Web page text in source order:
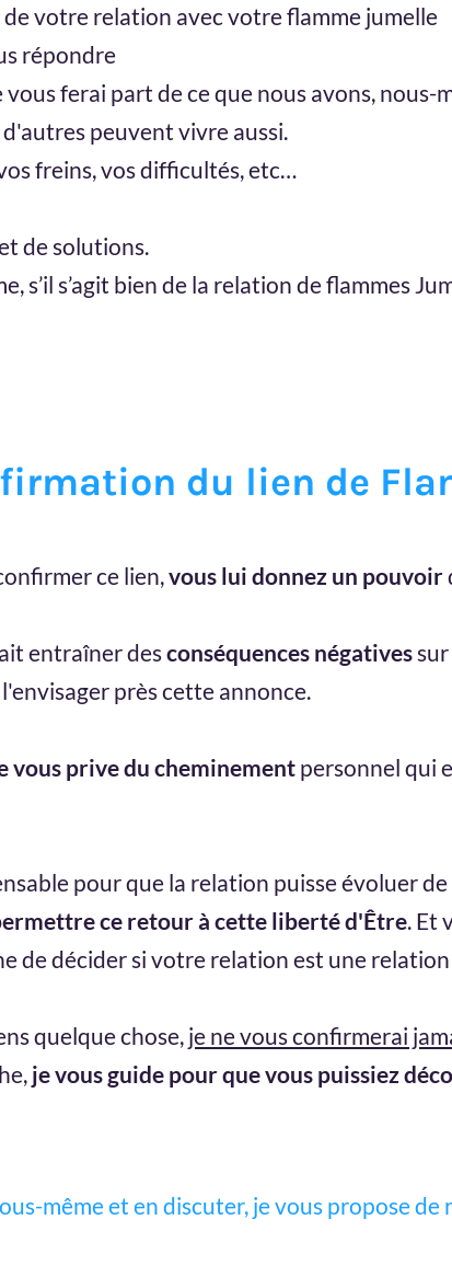
votre relation avec votre flamme jumelle
répondre
vous ferai part de ce que nous avons, nous-
peuvent vivre aussi.
freins, vos difficultés, etc…
de solutions.
s’il s’agit bien de la relation de flammes
du lien de
ce lien,vous lui donnez un pouvoir
entraîner desconséquences négatives
près cette annonce.
vous prive du cheminement personnel qui
pour que la relation puisse évoluer
ce retour à cette liberté d'Être. Et
de décider si votre relation est une
quelque chose, je ne vous confirmerai
je vous guide pour que vous puissiez
même et en discuter, je vous propose